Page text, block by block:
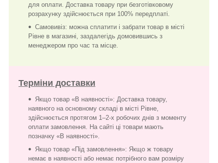
для оплати. Доставка товару при безготівковому
розрахунку здійснюється при 100% передплаті.
Самовивіз: можна сплатити і забрати товар в місті
Рівне в магазині, заздалегідь домовившись з
менеджером про час та місце.
Терміни доставки
Якщо товар «В наявності»: Доставка товару,
наявного на основному складі в місті Рівне,
здійснюється протягом 1–2-х робочих днів з моменту
оплати замовлення. На сайті ці товари мають
позначку «В наявності».
Якщо товар «Під замовлення»: Якщо ж товару
немає в наявності або немає потрібного вам розміру